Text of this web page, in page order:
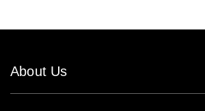
About Us